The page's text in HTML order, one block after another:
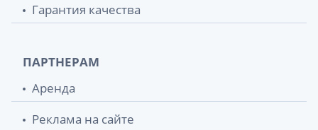
Гарантия качества
ПАРТНЕРАМ
Аренда
Реклама на сайте